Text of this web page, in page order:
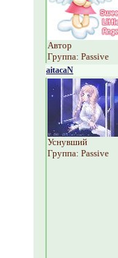
Автор
Группа: Passive
aitacaN
Уснувший
Группа: Passive